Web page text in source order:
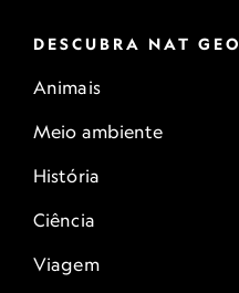
DESCUBRA NAT GEO
Animais
Meio ambiente
História
Ciência
Viagem